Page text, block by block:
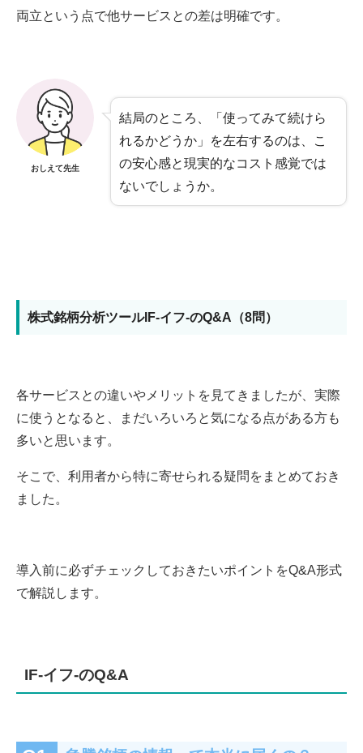
両立という点で他サービスとの差は明確です。
おしえて先生
結局のところ、「使ってみて続けら
れるかどうか」を左右するのは、こ
の安心感と現実的なコスト感覚では
ないでしょうか。
株式銘柄分析ツールIF-イフ-のQ&A（8問）
各サービスとの違いやメリットを見てきましたが、実際
に使うとなると、まだいろいろと気になる点がある方も
多いと思います。
そこで、利用者から特に寄せられる疑問をまとめておき
ました。
導入前に必ずチェックしておきたいポイントをQ&A形式
で解説します。
IF-イフ-のQ&A